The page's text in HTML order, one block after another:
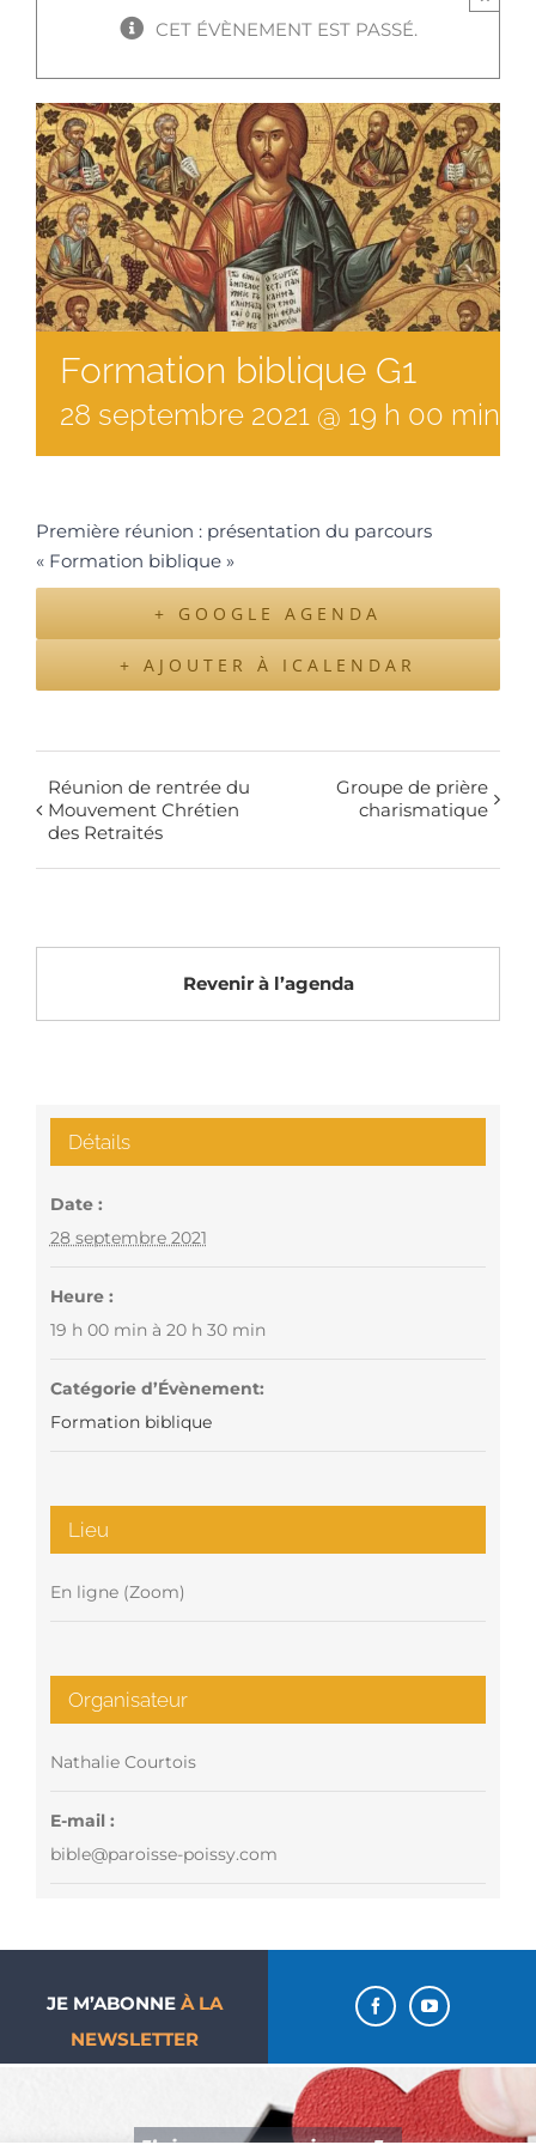
CET ÉVÈNEMENT EST PASSÉ.
Formation biblique G1
28 septembre 2021 @ 19 h 00 min
Première réunion : présentation du parcours
« Formation biblique »
+ GOOGLE AGENDA
+ AJOUTER À ICALENDAR
Réunion de rentrée du
Mouvement Chrétien
des Retraités
Groupe de prière
charismatique
Revenir à l’agenda
Détails
Date :
28 septembre 2021
Heure :
19 h 00 min à 20 h 30 min
Catégorie d’Évènement:
Formation biblique
Lieu
En ligne (Zoom)
Organisateur
Nathalie Courtois
E-mail :
bible@paroisse-poissy.com
JE M’ABONNE À LA
NEWSLETTER